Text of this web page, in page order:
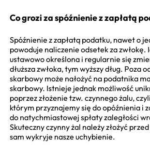
Co grozi za spóźnienie z zapłatą
Spóźnienie z zapłatą podatku, nawet o
powoduje naliczenie odsetek za zwłokę.
ustawowo określona i regularnie się
dłuższa zwłoka, tym wyższy dług. Poza
skarbowy może nałożyć na podatnika
skarbowy. Istnieje jednak możliwość
poprzez złożenie tzw. czynnego żalu,
którym przyznajemy się do opóźnienia i
do natychmiastowej spłaty zaległości
Skuteczny czynny żal należy złożyć
sam wykryje nasze uchybienie.